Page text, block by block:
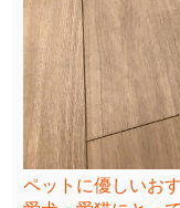
ペットに優しいお